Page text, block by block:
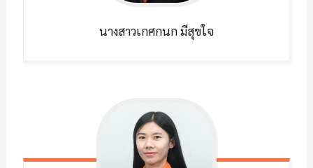
นางสาวเกศกนกมีสุขใจ